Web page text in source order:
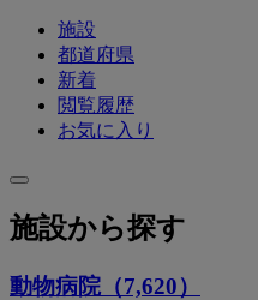
施設
都道府県
新着
閲覧履歴
お気に入り
施設から探す
動物病院（7,620）